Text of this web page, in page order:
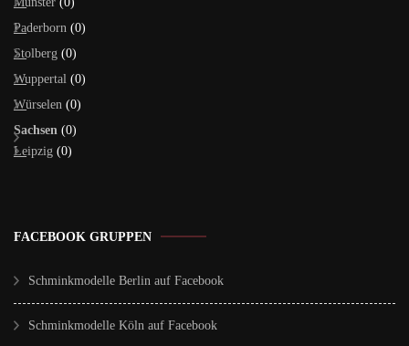
Paderborn (0)
Stolberg (0)
Wuppertal (0)
Würselen (0)
Sachsen (0)
Leipzig (0)
FACEBOOK GRUPPEN
Schminkmodelle Berlin auf Facebook
Schminkmodelle Köln auf Facebook